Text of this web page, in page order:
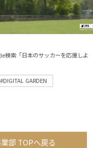
索「日本のサッカーを応援しよ
#DIGITAL GARDEN
部 TOPへ戻る